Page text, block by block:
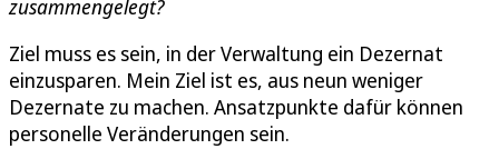
zusammengelegt?
Ziel muss es sein, in der Verwaltung ein Dezernat
einzusparen. Mein Ziel ist es, aus neun weniger
Dezernate zu machen. Ansatzpunkte dafür können
personelle Veränderungen sein.